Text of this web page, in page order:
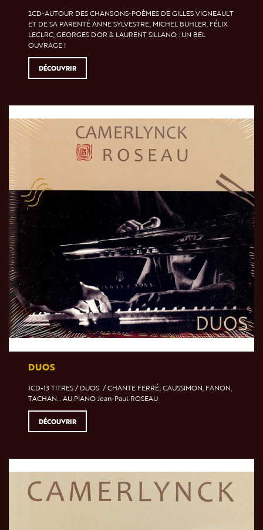
2CD-AUTOUR DES CHANSONS-POÈMES DE GILLES VIGNEAULT
ET DE SA PARENTÉ ANNE SYLVESTRE, MICHEL BUHLER, FÉLIX
LECLRC, GEORGES DOR & LAURENT SILLANO : UN BEL
OUVRAGE !
DÉCOUVRIR
DUOS
1CD-13 TITRES / DUOS / CHANTE FERRÉ, CAUSSIMON, FANON,
TACHAN… AU PIANO Jean-Paul ROSEAU
DÉCOUVRIR